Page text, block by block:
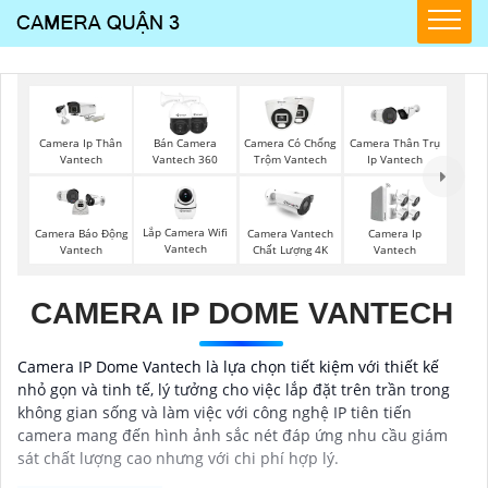
Camera Ip Thân
Vantech
Bán Camera
Vantech 360
Camera Có Chống
Trộm Vantech
Camera Thân Trụ
Ip Vantech
Camera Báo Động
Vantech
Lắp Camera Wifi
Vantech
Camera Vantech
Chất Lượng 4K
Camera Ip
Vantech
CAMERA IP DOME VANTECH
Camera IP Dome Vantech là lựa chọn tiết kiệm với thiết kế
nhỏ gọn và tinh tế, lý tưởng cho việc lắp đặt trên trần trong
không gian sống và làm việc với công nghệ IP tiên tiến
camera mang đến hình ảnh sắc nét đáp ứng nhu cầu giám
sát chất lượng cao nhưng với chi phí hợp lý.